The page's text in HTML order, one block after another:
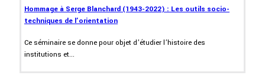
Hommage à Serge Blanchard (1943-2022) : Les outils socio-
techniques de l’orientation
Ce séminaire se donne pour objet d’étudier l’histoire des
institutions et...